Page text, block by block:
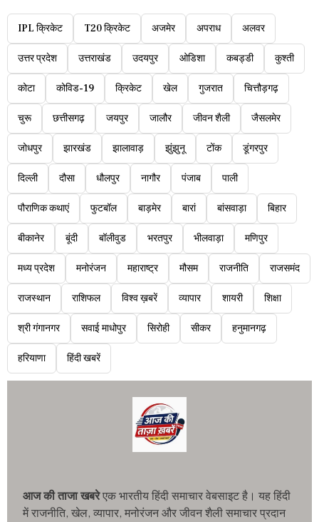
IPL क्रिकेट T20 क्रिकेट अजमेर अपराध अलवर
उत्तर प्रदेश उत्तराखंड उदयपुर ओडिशा कबड्डी कुश्ती
कोटा कोविड-19 क्रिकेट खेल गुजरात चित्तौड़गढ़
चुरू छत्तीसगढ़ जयपुर जालौर जीवन शैली जैसलमेर
जोधपुर झारखंड झालावाड़ झुंझुनू टोंक डूंगरपुर
दिल्ली दौसा धौलपुर नागौर पंजाब पाली
पौराणिक कथाएं फुटबॉल बाड़मेर बारां बांसवाड़ा बिहार
बीकानेर बूंदी बॉलीवुड भरतपुर भीलवाड़ा मणिपुर
मध्य प्रदेश मनोरंजन महाराष्ट्र मौसम राजनीति राजसमंद
राजस्थान राशिफल विश्व ख़बरें व्यापार शायरी शिक्षा
श्री गंगानगर सवाई माधोपुर सिरोही सीकर हनुमानगढ़
हरियाणा हिंदी खबरें
आज की ताजा खबरेएक भारतीय हिंदी समाचार वेबसाइट है। यह हिंदी
में राजनीति, खेल, व्यापार, मनोरंजन और जीवन शैली समाचार प्रदान